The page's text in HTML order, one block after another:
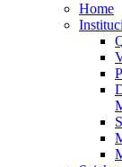
Home